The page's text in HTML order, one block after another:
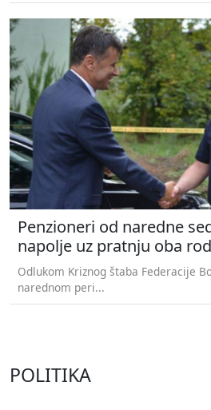
Penzioneri od naredne
napolje uz pratnju oba
Odlukom Kriznog štaba Federacije
narednom peri...
POLITIKA